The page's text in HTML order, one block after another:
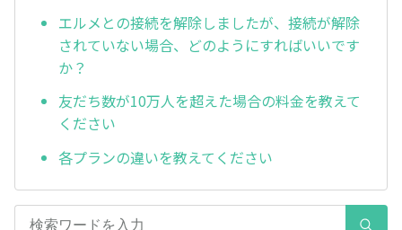
エルメとの接続を解除しましたが、接続が解除
されていない場合、どのようにすればいいです
か？
友だち数が10万人を超えた場合の料金を教えて
ください
各プランの違いを教えてください